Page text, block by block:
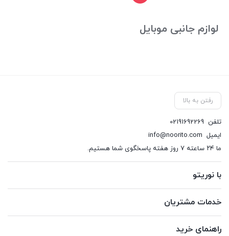
لوازم جانبی موبایل
رفتن به بالا
تلفن 02191692269
ایمیل info@noorito.com
ما ۲۴ ساعته ۷ روز هفته پاسخگوی شما هستیم.
با نوریتو
خدمات مشتریان
راهنمای خرید